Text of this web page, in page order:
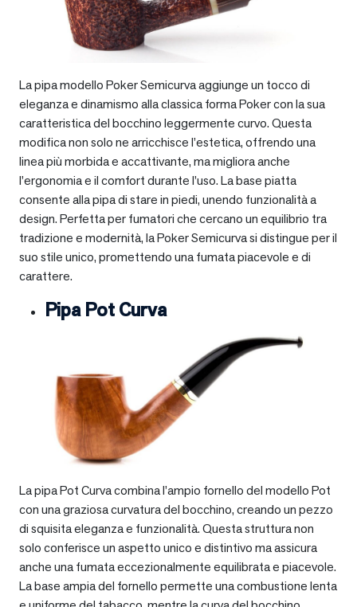
La pipa modello Poker Semicurva aggiunge un tocco di
eleganza e dinamismo alla classica forma Poker con la sua
caratteristica del bocchino leggermente curvo. Questa
modifica non solo ne arricchisce l’estetica, offrendo una
linea più morbida e accattivante, ma migliora anche
l’ergonomia e il comfort durante l’uso. La base piatta
consente alla pipa di stare in piedi, unendo funzionalità a
design. Perfetta per fumatori che cercano un equilibrio tra
tradizione e modernità, la Poker Semicurva si distingue per il
suo stile unico, promettendo una fumata piacevole e di
carattere.
Pipa Pot Curva
La pipa Pot Curva combina l’ampio fornello del modello Pot
con una graziosa curvatura del bocchino, creando un pezzo
di squisita eleganza e funzionalità. Questa struttura non
solo conferisce un aspetto unico e distintivo ma assicura
anche una fumata eccezionalmente equilibrata e piacevole.
La base ampia del fornello permette una combustione lenta